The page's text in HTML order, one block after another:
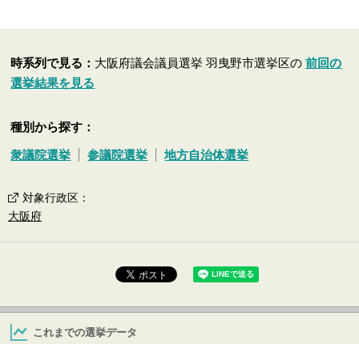
時系列で見る： 大阪府議会議員選挙 羽曳野市選挙区の前回の
選挙結果を見る
種別から探す：
衆議院選挙 参議院選挙 地方自治体選挙
対象行政区 ：
大阪府
これまでの選挙データ